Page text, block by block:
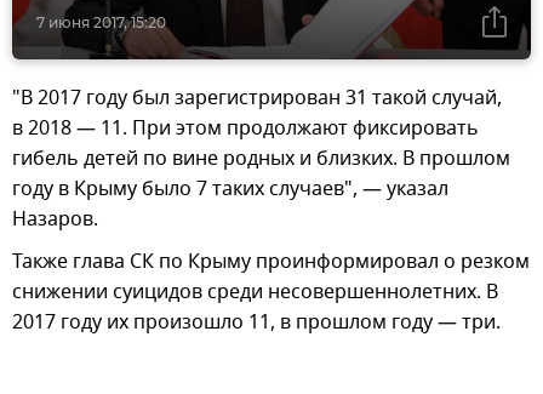
7 июня 2017, 15:20
"В 2017 году был зарегистрирован 31 такой случай,
в 2018 — 11. При этом продолжают фиксировать
гибель детей по вине родных и близких. В прошлом
году в Крыму было 7 таких случаев", — указал
Назаров.
Также глава СК по Крыму проинформировал о резком
снижении суицидов среди несовершеннолетних. В
2017 году их произошло 11, в прошлом году — три.